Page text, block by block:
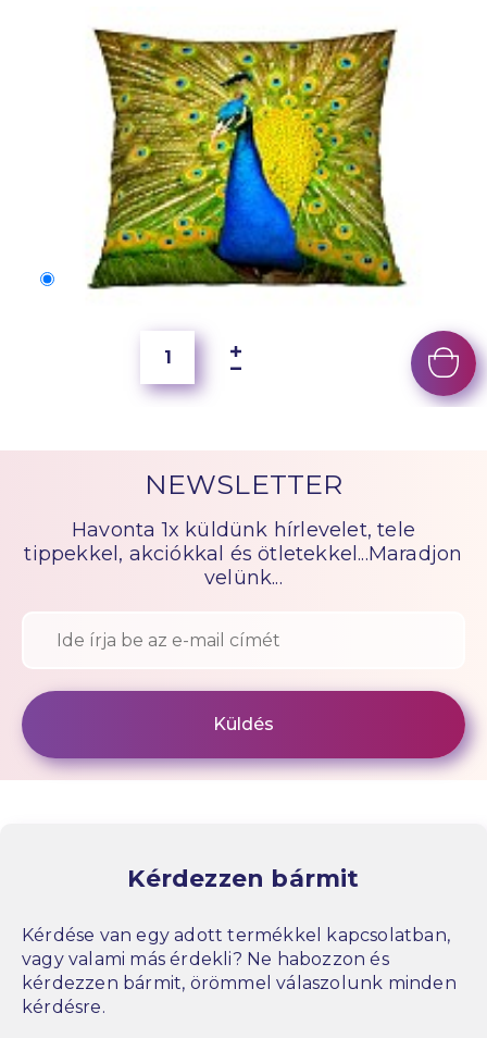
50x40 cm
NEWSLETTER
Havonta 1x küldünk hírlevelet, tele
tippekkel, akciókkal és ötletekkel...Maradjon
velünk...
Kérdezzen bármit
Kérdése van egy adott termékkel kapcsolatban,
vagy valami más érdekli? Ne habozzon és
kérdezzen bármit, örömmel válaszolunk minden
kérdésre.